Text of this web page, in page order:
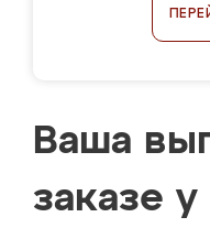
Ваша
заказе у